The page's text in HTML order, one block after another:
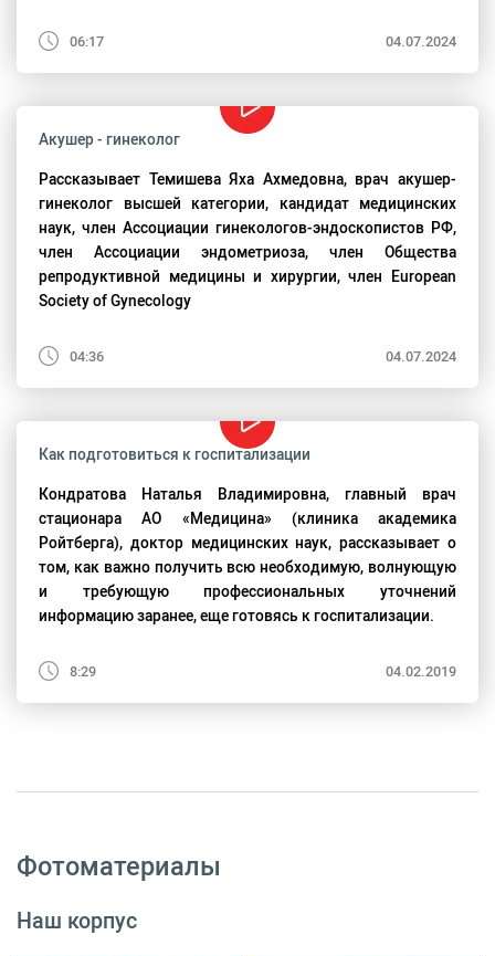
06:17 04.07.2024
Акушер - гинеколог
Рассказывает Темишева Яха Ахмедовна, врач акушер-
гинеколог высшей категории, кандидат медицинских
наук, член Ассоциации гинекологов-эндоскопистов РФ,
член Ассоциации эндометриоза, член Общества
репродуктивной медицины и хирургии, член European
Society of Gynecology
04:36 04.07.2024
Как подготовиться к госпитализации
Кондратова Наталья Владимировна, главный врач
стационара АО «Медицина» (клиника академика
Ройтберга), доктор медицинских наук, рассказывает о
том, как важно получить всю необходимую, волнующую
и требующую профессиональных уточнений
информацию заранее, еще готовясь к госпитализации.
8:29 04.02.2019
Фотоматериалы
Наш корпус